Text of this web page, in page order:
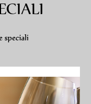
speciali